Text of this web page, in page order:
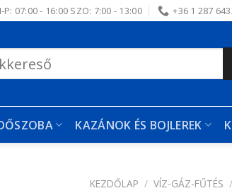
P: 07:00 - 16:00 SZO: 7:00 - 13:00 +36 1 287
KAZÁNOK ÉS BOJLEREK
KEZDŐLAP / VÍZ-GÁZ-FŰTÉS /